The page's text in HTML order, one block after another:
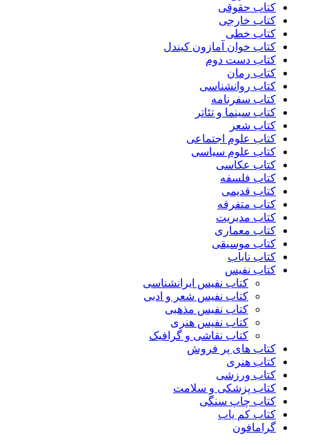
کتاب حقوقی
کتاب خارجی
کتاب خطی
کتاب خوان آمازون کیندل
کتاب دست دوم
کتاب رمان
کتاب روانشناسی
کتاب سفرنامه
کتاب سینما و تئاتر
کتاب شعر
کتاب علوم اجتماعی
کتاب علوم سیاسی
کتاب عکاسی
کتاب فلسفه
کتاب قدیمی
کتاب متفرقه
کتاب مدیریت
کتاب معماری
کتاب موسیقی
کتاب نایاب
کتاب نفیس
کتاب نفیس ایرانشناسی
کتاب نفیس شعر و ادبی
کتاب نفیس مذهبی
کتاب نفیس هنری
کتاب نقاشی و گرافیک
کتاب های پر فروش
کتاب هنری
کتاب ورزشی
کتاب پزشکی و سلامت
کتاب چاپ سنگی
کتاب کم یاب
گرامافون